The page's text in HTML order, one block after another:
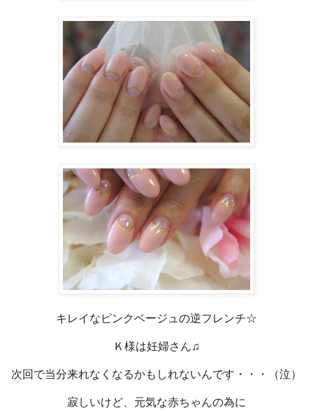
キレイなピンクベージュの逆フレンチ☆
Ｋ様は妊婦さん♫
次回で当分来れなくなるかもしれないんです・・・（泣）
寂しいけど、元気な赤ちゃんの為に